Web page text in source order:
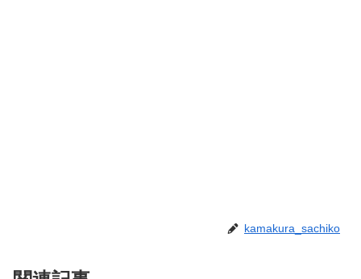
kamakura_sachiko